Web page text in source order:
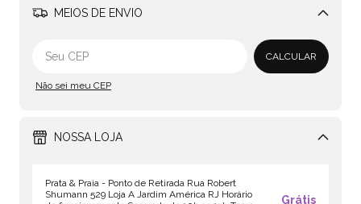
MEIOS DE ENVIO
Alterar CEP
CALCULAR
Não sei meu CEP
NOSSA LOJA
Prata & Praia - Ponto de Retirada Rua Robert
Shumann 529 Loja A Jardim América RJ Horário
Grátis